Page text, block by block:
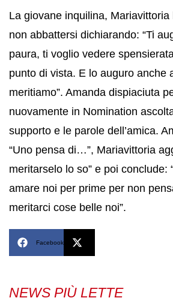
La giovane inquilina,
non abbattersi dichiarando: “Ti
paura, ti voglio vedere
punto di vista. E lo auguro anche
meritiamo”. Amanda dispiaciuta
nuovamente in Nomination
supporto e le parole dell’amica.
“Uno pensa di…”, Mariavittoria
meritarselo lo so” e poi conclude:
amare noi per prime per non
meritarci cose belle noi”.
Facebook
NEWS PIÙ LETTE